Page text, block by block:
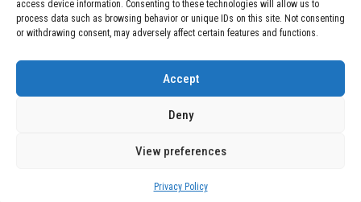
access device information. Consenting to these technologies will allow us to
process data such as browsing behavior or unique IDs on this site. Not consenting
or withdrawing consent, may adversely affect certain features and functions.
Accept
Deny
View preferences
Privacy Policy